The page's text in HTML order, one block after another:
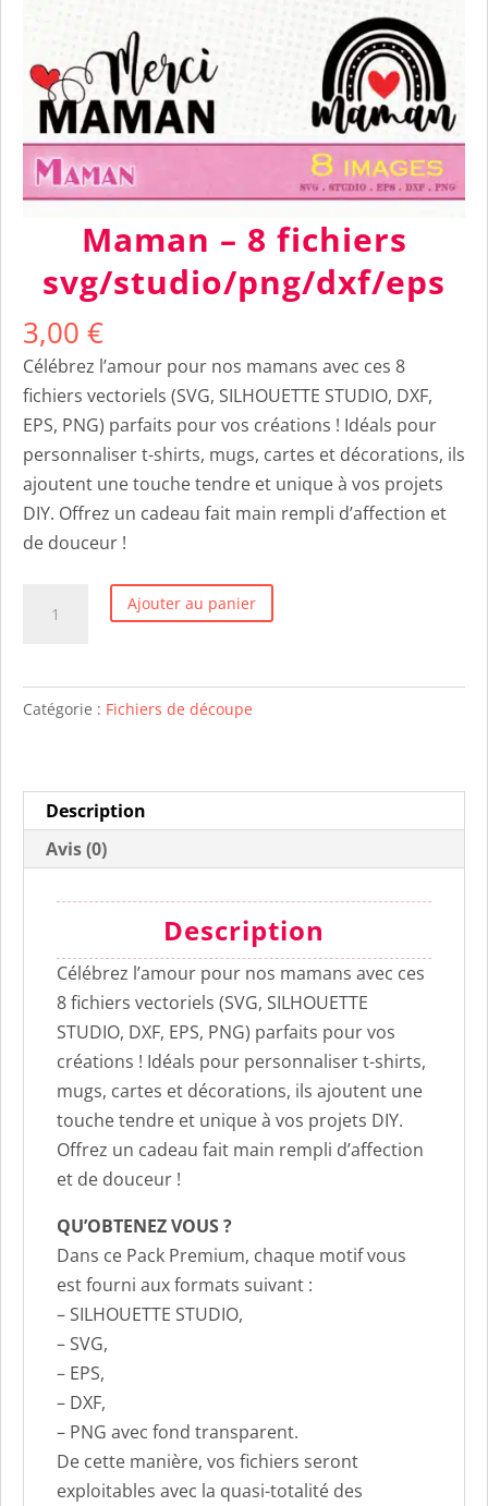
Maman – 8 fichiers
svg/studio/png/dxf/eps
3,00 €
Célébrez l’amour pour nos mamans avec ces 8
fichiers vectoriels (SVG, SILHOUETTE STUDIO, DXF,
EPS, PNG) parfaits pour vos créations ! Idéals pour
personnaliser t-shirts, mugs, cartes et décorations, ils
ajoutent une touche tendre et unique à vos projets
DIY. Offrez un cadeau fait main rempli d’affection et
de douceur !
-
8
Ajouter au panier
Catégorie : Fichiers de découpe
Description
Avis (0)
Description
Célébrez l’amour pour nos mamans avec ces
8 fichiers vectoriels (SVG, SILHOUETTE
STUDIO, DXF, EPS, PNG) parfaits pour vos
créations ! Idéals pour personnaliser t-shirts,
mugs, cartes et décorations, ils ajoutent une
touche tendre et unique à vos projets DIY.
Offrez un cadeau fait main rempli d’affection
et de douceur !
QU’OBTENEZ VOUS ?
Dans ce Pack Premium, chaque motif vous
est fourni aux formats suivant :
– SILHOUETTE STUDIO,
– SVG,
– EPS,
– DXF,
– PNG avec fond transparent.
De cette manière, vos fichiers seront
exploitables avec la quasi-totalité des